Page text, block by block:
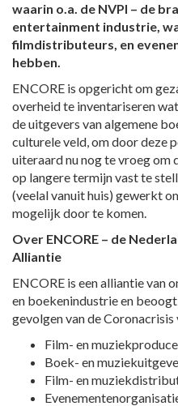
waarin o.a. de NVPI – de
entertainment industrie,
filmdistributeurs, en
hebben.
ENCORE is opgericht om
overheid te inventariseren
de uitgevers van algemene
culturele veld, om door deze
uiteraard nu nog te vroeg
op langere termijn vast te
(veelal vanuit huis) gewerkt
mogelijk door te komen.
Over ENCORE – de
Alliantie
ENCORE is een alliantie van
en boekenindustrie en
gevolgen van de Coronacrisis
Film- en
Boek- en
Film- en